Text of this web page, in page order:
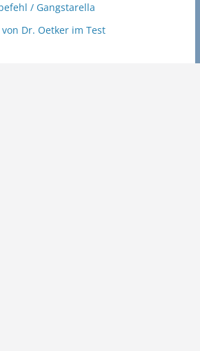
/ Gangstarella
Dr. Oetker im Test